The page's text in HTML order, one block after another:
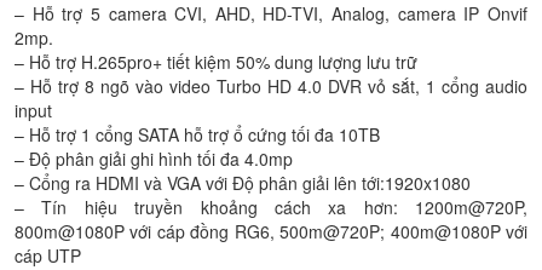
– Hỗ trợ 5 camera CVI, AHD, HD-TVI, Analog, camera IP Onvif
2mp.
– Hỗ trợ H.265pro+ tiết kiệm 50% dung lượng lưu trữ
– Hỗ trợ 8 ngõ vào video Turbo HD 4.0 DVR vỏ sắt, 1 cổng audio
input
– Hỗ trợ 1 cổng SATA hỗ trợ ổ cứng tối đa 10TB
– Độ phân giải ghi hình tối đa 4.0mp
– Cổng ra HDMI và VGA với Độ phân giải lên tới:1920x1080
– Tín hiệu truyền khoảng cách xa hơn: 1200m@720P,
800m@1080P với cáp đồng RG6, 500m@720P; 400m@1080P với
cáp UTP